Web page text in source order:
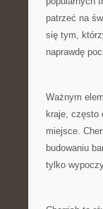
patrzeć na
się tym,
naprawdę
Ważnym
kraje, często
miejsce.
budowaniu
tylko